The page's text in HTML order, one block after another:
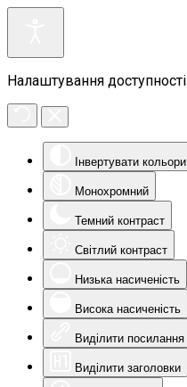
Налаштування доступності
Інвертувати кольори
Монохромний
Темний контраст
Світлий контраст
Низька насиченість
Висока насиченість
Виділити посилання
Виділити заголовки